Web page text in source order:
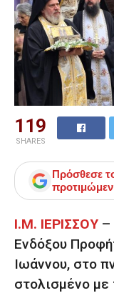
119
SHARES
Πρόσθεσε
Ι.Μ. ΙΕΡΙΣΣΟΥ –
Ενδόξου
Ιωάννου, στο
στολισμένο